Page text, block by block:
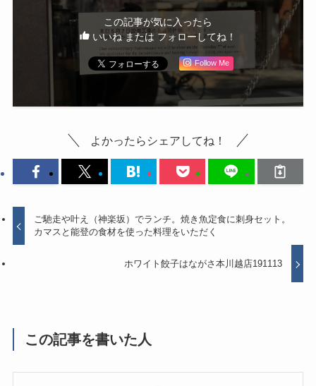
この記事が気に入ったら
いいね または フォローしてね！
Follow Me
よかったらシェアしてね！
ご馳走や叶え（神楽坂）でランチ。焼き魚定食に刺身セット。
カマスと能登の食材を使った料理をいただく
ホワイト餃子はながさ本川越店191113
この記事を書いた人